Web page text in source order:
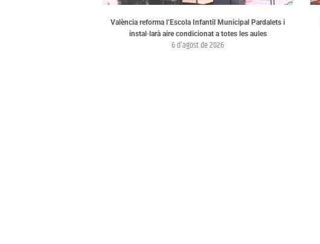
València reforma l’Escola Infantil Municipal Pardalets i
instal·larà aire condicionat a totes les aules
6 d'agost de 2026